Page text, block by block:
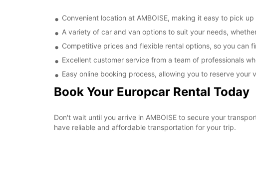
Convenient location at AMBOISE, making it easy to pick
A variety of car and van options to suit your needs,
Competitive prices and flexible rental options, so you can
Excellent customer service from a team of professionals
Easy online booking process, allowing you to reserve
Book Your Europcar Rental Today
Don't wait until you arrive in AMBOISE to secure your
have reliable and affordable transportation for your trip.